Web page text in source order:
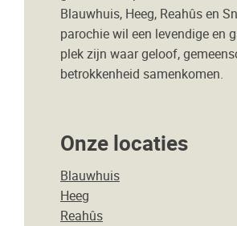
Blauwhuis, Heeg, Reahûs en
parochie wil een levendige en
plek zijn waar geloof,
betrokkenheid samenkomen.
Onze locaties
Blauwhuis
Heeg
Reahûs